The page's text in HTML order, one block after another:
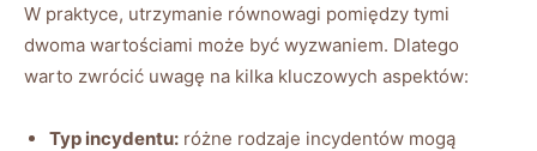
W ​praktyce, utrzymanie równowagi pomiędzy ⁣tymi
‍dwoma⁣ wartościami może⁣ być wyzwaniem. ⁢Dlatego
warto zwrócić uwagę ‍na kilka kluczowych aspektów:
Typ incydentu: różne rodzaje incydentów mogą